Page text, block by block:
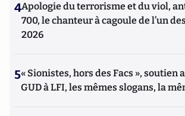
4Apologie du terrorisme et du viol,
700, le chanteur à cagoule de l’un
2026
5« Sionistes, hors des Facs », soutien
GUD à LFI, les mêmes slogans, la